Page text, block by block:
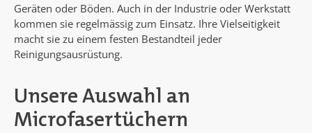
Geräten oder Böden. Auch in der Industrie oder Werkstatt
kommen sie regelmässig zum Einsatz. Ihre Vielseitigkeit
macht sie zu einem festen Bestandteil jeder
Reinigungsausrüstung.
Unsere Auswahl an
Microfasertüchern